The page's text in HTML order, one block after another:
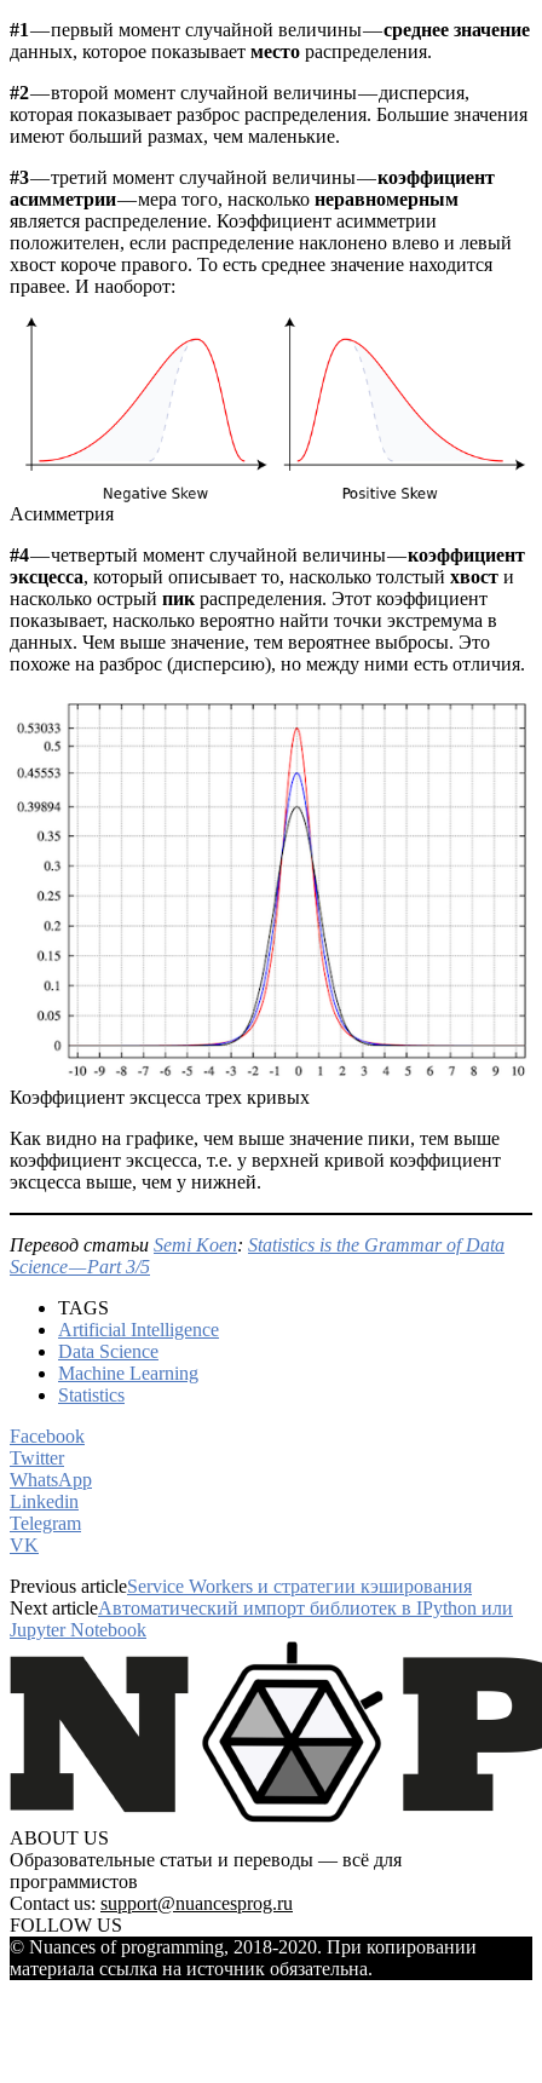
#1— первый момент случайной величины —среднее значение
данных, которое показывает место распределения.
#2— второй момент случайной величины — дисперсия,
которая показывает разброс распределения. Большие значения
имеют больший размах, чем маленькие.
#3— третий момент случайной величины —коэффициент
асимметрии— мера того, насколько неравномерным
является распределение. Коэффициент асимметрии
положителен, если распределение наклонено влево и левый
хвост короче правого. То есть среднее значение находится
правее. И наоборот:
Асимметрия
#4— четвертый момент случайной величины —коэффициент
эксцесса, который описывает то, насколько толстый хвост и
насколько острый пик распределения. Этот коэффициент
показывает, насколько вероятно найти точки экстремума в
данных. Чем выше значение, тем вероятнее выбросы. Это
похоже на разброс (дисперсию), но между ними есть отличия.
Коэффициент эксцесса трех кривых
Как видно на графике, чем выше значение пики, тем выше
коэффициент эксцесса, т.е. у верхней кривой коэффициент
эксцесса выше, чем у нижней.
Перевод статьи Semi Koen: Statistics is the Grammar of Data
Science — Part 3/5
TAGS
Artificial Intelligence
Data Science
Machine Learning
Statistics
Facebook
Twitter
WhatsApp
Linkedin
Telegram
VK
Previous articleService Workers и стратегии кэширования
Next articleАвтоматический импорт библиотек в IPython или
Jupyter Notebook
ABOUT US
Образовательные статьи и переводы — всё для
программистов
Contact us: support@nuancesprog.ru
FOLLOW US
© Nuances of programming, 2018-2020. При копировании
материала ссылка на источник обязательна.